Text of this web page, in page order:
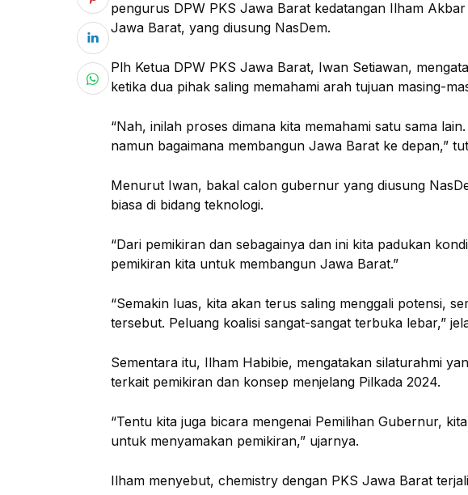
pengurus DPW PKS Jawa Barat kedatangan Ilham
Jawa Barat, yang diusung NasDem.
Plh Ketua DPW PKS Jawa Barat, Iwan Setiawan,
ketika dua pihak saling memahami arah tujuan masing-
“Nah, inilah proses dimana kita memahami satu sama
namun bagaimana membangun Jawa Barat ke depan,”
Menurut Iwan, bakal calon gubernur yang diusung
biasa di bidang teknologi.
“Dari pemikiran dan sebagainya dan ini kita padukan
pemikiran kita untuk membangun Jawa Barat.”
“Semakin luas, kita akan terus saling menggali potensi,
tersebut. Peluang koalisi sangat-sangat terbuka lebar,”
Sementara itu, Ilham Habibie, mengatakan silaturahmi
terkait pemikiran dan konsep menjelang Pilkada 2024.
“Tentu kita juga bicara mengenai Pemilihan Gubernur,
untuk menyamakan pemikiran,” ujarnya.
Ilham menyebut, chemistry dengan PKS Jawa Barat